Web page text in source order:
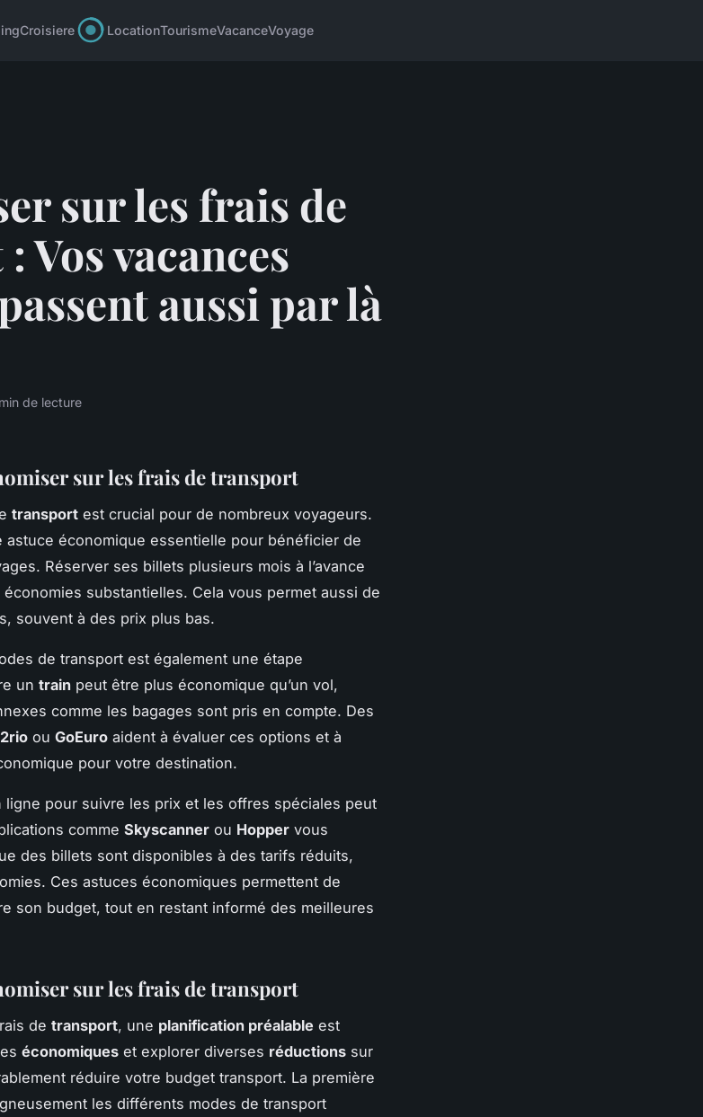
Croisiere LocationTourismeVacanceVoyage
sur les frais de
Vos vacances
aussi par là
de lecture
sur les frais de transport
transport est crucial pour de nombreux voyageurs.
astuce économique essentielle pour bénéficier de
Réserver ses billets plusieurs mois à l’avance
substantielles. Cela vous permet aussi de
souvent à des prix plus bas.
de transport est également une étape
un train peut être plus économique qu’un vol,
comme les bagages sont pris en compte. Des
ou GoEuro aident à évaluer ces options et à
pour votre destination.
pour suivre les prix et les offres spéciales peut
comme Skyscanner ou Hopper vous
des billets sont disponibles à des tarifs réduits,
Ces astuces économiques permettent de
son budget, tout en restant informé des meilleures
sur les frais de transport
de transport, une planification préalable est
économiques et explorer diverses réductions sur
réduire votre budget transport. La première
les différents modes de transport